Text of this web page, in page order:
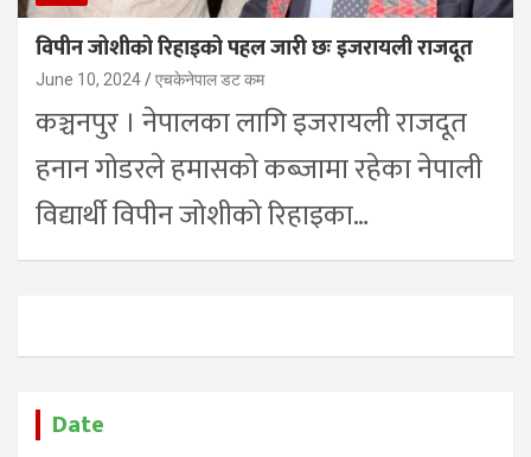
विपीन जोशीको रिहाइको पहल जारी छः इजरायली राजदूत
June 10, 2024 एचकेनेपाल डट कम
कञ्चनपुर । नेपालका लागि इजरायली राजदूत
हनान गोडरले हमासको कब्जामा रहेका नेपाली
विद्यार्थी विपीन जोशीको रिहाइका…
Date